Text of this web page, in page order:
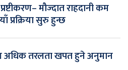
प्रष्टीकरण– मौज्दात राहदानी कम
प्रक्रिया सुरु हुन्छ
तरलता खपत हुने अनुमान